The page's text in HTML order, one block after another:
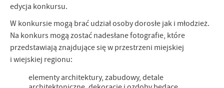
edycja konkursu.
W konkursie mogą brać udział osoby dorosłe jak i młodzież.
Na konkurs mogą zostać nadesłane fotografie, które
przedstawiają znajdujące się w przestrzeni miejskiej
i wiejskiej regionu:
elementy architektury, zabudowy, detale